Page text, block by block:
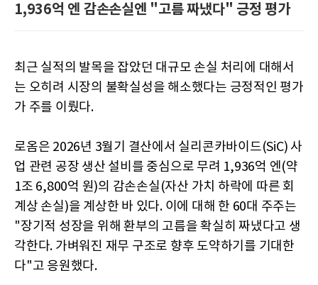
1,936억 엔 감손손실엔 "고름 짜냈다" 긍정 평가
최근 실적의 발목을 잡았던 대규모 손실 처리에 대해서
는 오히려 시장의 불확실성을 해소했다는 긍정적인 평가
가 주를 이뤘다.
로옴은 2026년 3월기 결산에서 실리콘카바이드(SiC) 사
업 관련 공장 생산 설비를 중심으로 무려 1,936억 엔(약
1조 6,800억 원)의 감손손실(자산 가치 하락에 따른 회
계상 손실)을 계상한 바 있다. 이에 대해 한 60대 주주는
"장기적 성장을 위해 환부의 고름을 확실히 짜냈다고 생
각한다. 가벼워진 재무 구조로 향후 도약하기를 기대한
다"고 응원했다.